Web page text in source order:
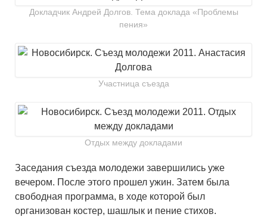
Докладчик Андрей Долгов. Тема доклада «Проблемы
пения»
Участница съезда
Отдых между докладами
Заседания съезда молодежи завершились уже
вечером. После этого прошел ужин. Затем была
свободная программа, в ходе которой был
организован костер, шашлык и пение стихов.